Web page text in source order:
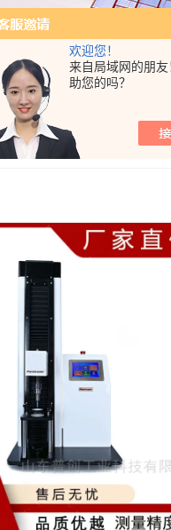
欢迎您！
来自局域网的朋
助您的吗？
骨螺钉性能测试仪，导
压试验仪，电子拉力
你的位置：